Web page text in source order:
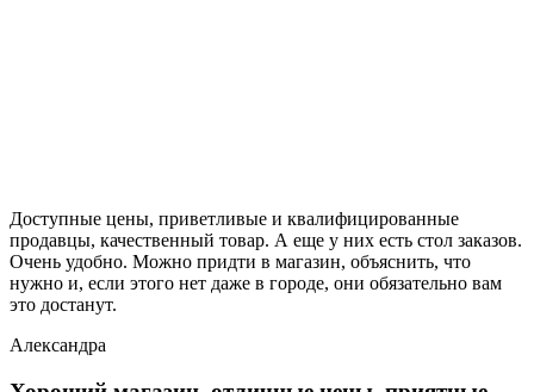
Доступные цены, приветливые и квалифицированные
продавцы, качественный товар. А еще у них есть стол заказов.
Очень удобно. Можно придти в магазин, объяснить, что
нужно и, если этого нет даже в городе, они обязательно вам
это достанут.
Александра